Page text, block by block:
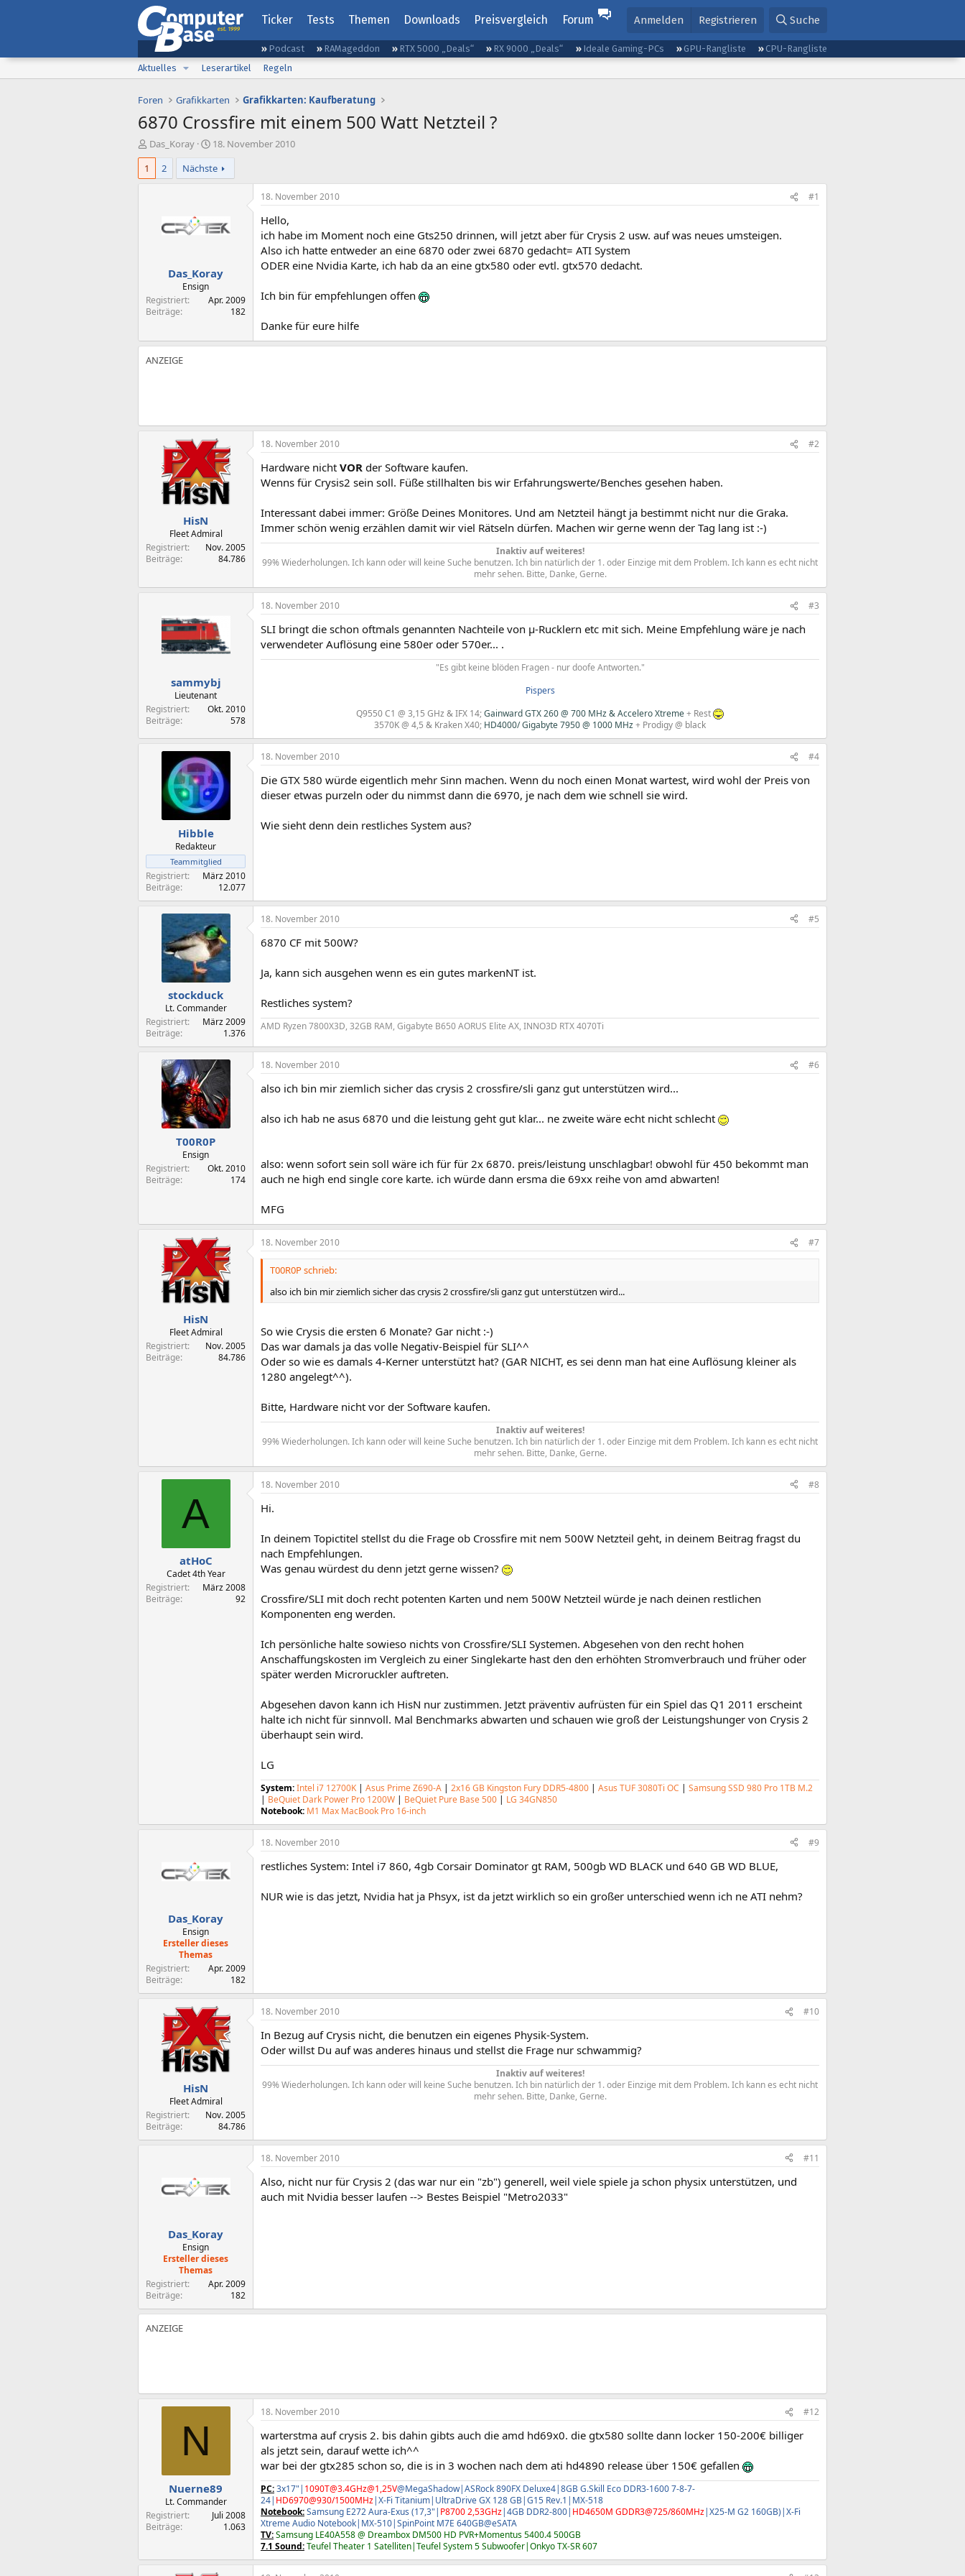
Ticker Tests Themen Downloads Preisvergleich Forum Anmelden Registrieren Suche
Podcast RAMageddon RTX 5000 „Deals“ RX 9000 „Deals“ Ideale Gaming-PCs GPU-Rangliste
CPU-Rangliste
Aktuelles
Leserartikel Regeln
Foren Grafikkarten Grafikkarten: Kaufberatung
6870 Crossfire mit einem 500 Watt Netzteil ?
E
r
t
Das_Koray
E
r
s
t
l
t
18. November 2010
1
2 Nächste
Das_Koray
Ensign
Registriert
Apr. 2009
Beiträge
182
18. November 2010 #1
Hello,
ich habe im Moment noch eine Gts250 drinnen, will jetzt aber für Crysis 2 usw. auf was neues umsteigen.
Also ich hatte entweder an eine 6870 oder zwei 6870 gedacht= ATI System
ODER eine Nvidia Karte, ich hab da an eine gtx580 oder evtl. gtx570 dedacht.
Ich bin für empfehlungen offen
Danke für eure hilfe
HisN
Fleet Admiral
Registriert
Nov. 2005
Beiträge
84.786
18. November 2010 #2
Hardware nicht VOR der Software kaufen.
Wenns für Crysis2 sein soll. Füße stillhalten bis wir Erfahrungswerte/Benches gesehen haben.
Interessant dabei immer: Größe Deines Monitores. Und am Netzteil hängt ja bestimmt nicht nur die Graka.
Immer schön wenig erzählen damit wir viel Rätseln dürfen. Machen wir gerne wenn der Tag lang ist :-)
Inaktiv auf weiteres!
99% Wiederholungen. Ich kann oder will keine Suche benutzen. Ich bin natürlich der 1. oder Einzige mit dem Problem. Ich kann es echt nicht
mehr sehen. Bitte, Danke, Gerne.​
sammybj
Lieutenant
Registriert
Okt. 2010
Beiträge
578
18. November 2010 #3
SLI bringt die schon oftmals genannten Nachteile von µ-Rucklern etc mit sich. Meine Empfehlung wäre je nach
verwendeter Auflösung eine 580er oder 570er... .
"Es gibt keine blöden Fragen - nur doofe Antworten."​
Pispers
Q9550 C1 @ 3,15 GHz & IFX 14;Gainward GTX 260 @ 700 MHz & Accelero Xtreme+ Rest
3570K @ 4,5 & Kraken X40; HD4000/ Gigabyte 7950 @ 1000 MHz+ Prodigy @ black
Hibble
Redakteur
Teammitglied
Registriert
März 2010
Beiträge
12.077
18. November 2010 #4
Die GTX 580 würde eigentlich mehr Sinn machen. Wenn du noch einen Monat wartest, wird wohl der Preis von
dieser etwas purzeln oder du nimmst dann die 6970, je nach dem wie schnell sie wird.
Wie sieht denn dein restliches System aus?
stockduck
Lt. Commander
Registriert
März 2009
Beiträge
1.376
18. November 2010 #5
6870 CF mit 500W?
Ja, kann sich ausgehen wenn es ein gutes markenNT ist.
Restliches system?
AMD Ryzen 7800X3D, 32GB RAM, Gigabyte B650 AORUS Elite AX, INNO3D RTX 4070Ti
T00R0P
Ensign
Registriert
Okt. 2010
Beiträge
174
18. November 2010 #6
also ich bin mir ziemlich sicher das crysis 2 crossfire/sli ganz gut unterstützen wird...
also ich hab ne asus 6870 und die leistung geht gut klar... ne zweite wäre echt nicht schlecht
also: wenn sofort sein soll wäre ich für für 2x 6870. preis/leistung unschlagbar! obwohl für 450 bekommt man
auch ne high end single core karte. ich würde dann ersma die 69xx reihe von amd abwarten!
MFG
HisN
Fleet Admiral
Registriert
Nov. 2005
Beiträge
84.786
18. November 2010 #7
T00R0P schrieb:
also ich bin mir ziemlich sicher das crysis 2 crossfire/sli ganz gut unterstützen wird...
So wie Crysis die ersten 6 Monate? Gar nicht :-)
Das war damals ja das volle Negativ-Beispiel für SLI^^
Oder so wie es damals 4-Kerner unterstützt hat? (GAR NICHT, es sei denn man hat eine Auflösung kleiner als
1280 angelegt^^).
Bitte, Hardware nicht vor der Software kaufen.
Inaktiv auf weiteres!
99% Wiederholungen. Ich kann oder will keine Suche benutzen. Ich bin natürlich der 1. oder Einzige mit dem Problem. Ich kann es echt nicht
mehr sehen. Bitte, Danke, Gerne.​
A
atHoC
Cadet 4th Year
Registriert
März 2008
Beiträge
92
18. November 2010 #8
Hi.
In deinem Topictitel stellst du die Frage ob Crossfire mit nem 500W Netzteil geht, in deinem Beitrag fragst du
nach Empfehlungen.
Was genau würdest du denn jetzt gerne wissen?
Crossfire/SLI mit doch recht potenten Karten und nem 500W Netzteil würde je nach deinen restlichen
Komponenten eng werden.
Ich persönliche halte sowieso nichts von Crossfire/SLI Systemen. Abgesehen von den recht hohen
Anschaffungskosten im Vergleich zu einer Singlekarte hast den den erhöhten Stromverbrauch und früher oder
später werden Microruckler auftreten.
Abgesehen davon kann ich HisN nur zustimmen. Jetzt präventiv aufrüsten für ein Spiel das Q1 2011 erscheint
halte ich nicht für sinnvoll. Mal Benchmarks abwarten und schauen wie groß der Leistungshunger von Crysis 2
überhaupt sein wird.
LG
System:Intel i7 12700K| Asus Prime Z690-A | 2x16 GB Kingston Fury DDR5-4800 | Asus TUF 3080Ti OC | Samsung SSD 980 Pro 1TB M.2
| BeQuiet Dark Power Pro 1200W | BeQuiet Pure Base 500 | LG 34GN850
Notebook: M1 Max MacBook Pro 16-inch
Das_Koray
Ensign
Ersteller dieses
Themas
Registriert
Apr. 2009
Beiträge
182
18. November 2010 #9
restliches System: Intel i7 860, 4gb Corsair Dominator gt RAM, 500gb WD BLACK und 640 GB WD BLUE,
NUR wie is das jetzt, Nvidia hat ja Phsyx, ist da jetzt wirklich so ein großer unterschied wenn ich ne ATI nehm?
HisN
Fleet Admiral
Registriert
Nov. 2005
Beiträge
84.786
18. November 2010 #10
In Bezug auf Crysis nicht, die benutzen ein eigenes Physik-System.
Oder willst Du auf was anderes hinaus und stellst die Frage nur schwammig?
Inaktiv auf weiteres!
99% Wiederholungen. Ich kann oder will keine Suche benutzen. Ich bin natürlich der 1. oder Einzige mit dem Problem. Ich kann es echt nicht
mehr sehen. Bitte, Danke, Gerne.​
Das_Koray
Ensign
Ersteller dieses
Themas
Registriert
Apr. 2009
Beiträge
182
18. November 2010 #11
Also, nicht nur für Crysis 2 (das war nur ein "zb") generell, weil viele spiele ja schon physix unterstützen, und
auch mit Nvidia besser laufen --> Bestes Beispiel "Metro2033"
N
Nuerne89
Lt. Commander
Registriert
Juli 2008
Beiträge
1.063
18. November 2010 #12
warterstma auf crysis 2. bis dahin gibts auch die amd hd69x0. die gtx580 sollte dann locker 150-200€ billiger
als jetzt sein, darauf wette ich^^
war bei der gtx285 schon so, die is in 3 wochen nach dem ati hd4890 release über 150€ gefallen
PC:3x17"| 1090T@3.4GHz@1,25V@MegaShadow|ASRock 890FX Deluxe4|8GB G.Skill Eco DDR3-1600 7-8-7-
24| HD6970@930/1500MHz|X-Fi Titanium|UltraDrive GX 128 GB|G15 Rev.1|MX-518
Notebook:Samsung E272 Aura-Exus (17,3"| P8700 2,53GHz|4GB DDR2-800| HD4650M GDDR3@725/860MHz|X25-M G2 160GB)|X-Fi
Xtreme Audio Notebook|MX-510|SpinPoint M7E 640GB@eSATA
TV:Samsung LE40A558 @ Dreambox DM500 HD PVR+Momentus 5400.4 500GB
7.1 Sound:Teufel Theater 1 Satelliten|Teufel System 5 Subwoofer|Onkyo TX-SR 607